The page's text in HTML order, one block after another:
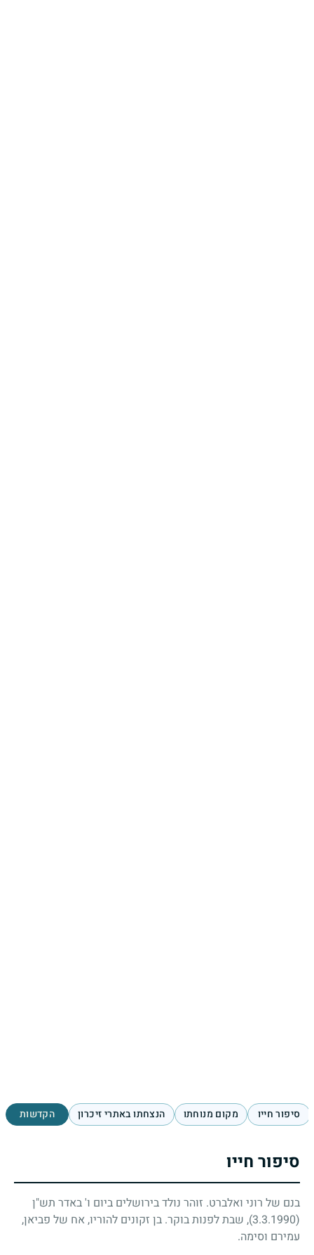
סיפור חייו מקום מנוחתו הנצחתו באתרי זיכרון הקדשות
סיפור חייו
בנם של רוני ואלברט. זוהר נולד בירושלים ביום ו' באדר תש"ן
(3.3.1990)
, שבת לפנות בוקר. בן זקונים להוריו, אח של פביאן,
עמירם וסימה.